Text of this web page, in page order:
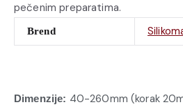
pečenim preparatima.
Brend
Dimenzije: 40-260mm (korak